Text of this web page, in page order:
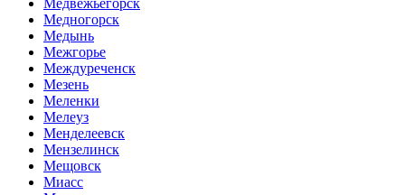
Медвежьегорск
Медногорск
Медынь
Межгорье
Междуреченск
Мезень
Меленки
Мелеуз
Менделеевск
Мензелинск
Мещовск
Миасс